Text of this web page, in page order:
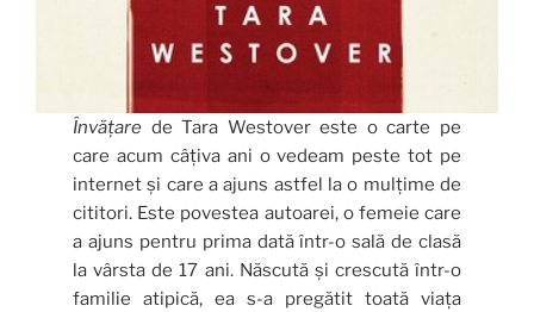
Învățare de Tara Westover este o carte pe
care acum câțiva ani o vedeam peste tot pe
internet și care a ajuns astfel la o mulțime de
cititori. Este povestea autoarei, o femeie care
a ajuns pentru prima dată într-o sală de clasă
la vârsta de 17 ani. Născută și crescută într-o
familie atipică, ea s-a pregătit toată viața